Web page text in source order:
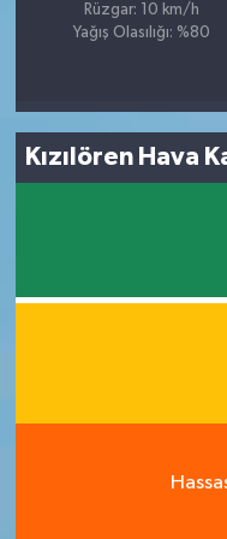
Rüzgar: 10 km/h
Yağış Olasılığı: %80
Kızılören Hava